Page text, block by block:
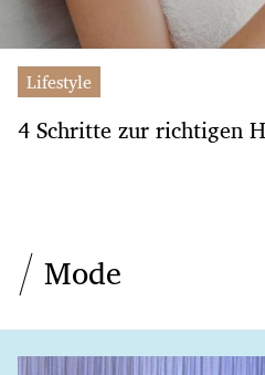
Lifestyle
4 Schritte zur richtigen
Mode